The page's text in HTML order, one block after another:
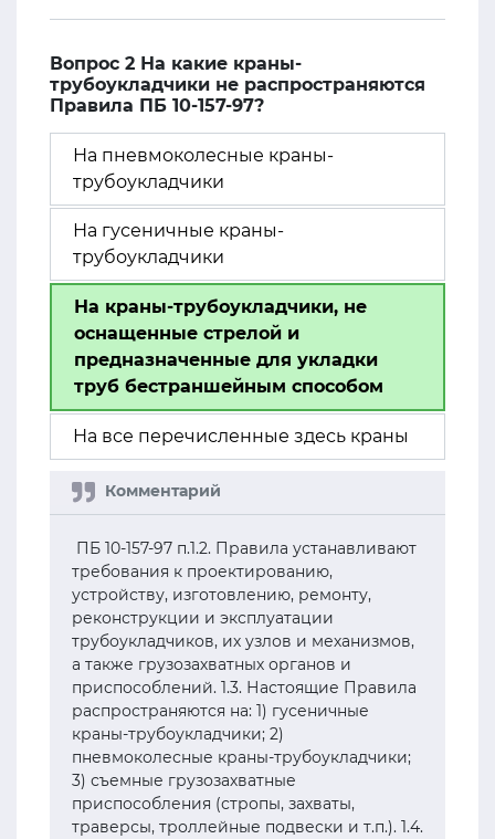
Вопрос 2 На какие краны-
трубоукладчики не распространяются
Правила ПБ 10-157-97?
На пневмоколесные краны-
трубоукладчики
На гусеничные краны-
трубоукладчики
На краны-трубоукладчики, не
оснащенные стрелой и
предназначенные для укладки
труб бестраншейным способом
На все перечисленные здесь краны
ПБ 10-157-97 п.1.2. Правила устанавливают
требования к проектированию,
устройству, изготовлению, ремонту,
реконструкции и эксплуатации
трубоукладчиков, их узлов и механизмов,
а также грузозахватных органов и
приспособлений. 1.3. Настоящие Правила
распространяются на: 1) гусеничные
краны-трубоукладчики; 2)
пневмоколесные краны-трубоукладчики;
3) съемные грузозахватные
приспособления (стропы, захваты,
траверсы, троллейные подвески и т.п.). 1.4.